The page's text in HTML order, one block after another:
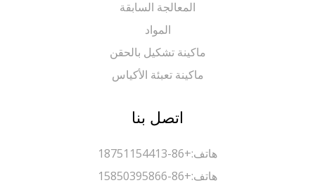
المعالجة السابقة
ماكينة تشكيل بالحقن
ماكينة تعبئة الأكياس
اتصل بنا
+86-18751154413
+86-15850395866